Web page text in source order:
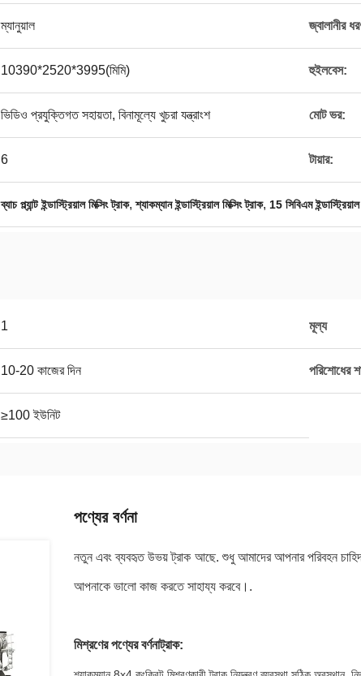
ম্যানুয়াল জ্বালানীর
10390*2520*3995(মিমি) হুইলবেস:
ভিডিও প্রযুক্তিগত সহায়তা, বিনামূল্যে খুচরা যন্ত্রাংশ মোট ভর:
6 টায়ার:
ব্যাচ প্ল্যান্ট ইন্ডাস্ট্রিয়াল মিক্সিং ট্রাক,শ্যাকম্যান ইন্ডাস্ট্রিয়াল মিক্সিং ট্রাক, 15 সিবিএম ইন্ডাস্ট্রিয়াল
1 মূল্য
10-20 কাজের দিন পরিশোধের
≥100 ইউনিট
পণ্যের বর্ণনা
নতুন এবং ব্যবহৃত উভয় ট্রাক আছে. শুধু আমাদের আপনার পরিবহন
আপনাকে ভালো কাজ করতে সাহায্য করবে।.
মিশ্রণের পণ্যের বর্ণনাট্রাক: